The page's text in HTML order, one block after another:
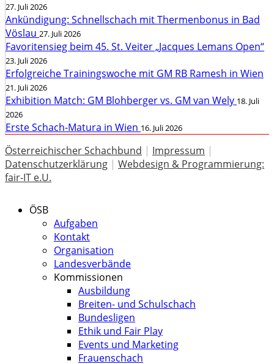
27. Juli 2026
Ankündigung: Schnellschach mit Thermenbonus in Bad
Vöslau 27. Juli 2026
Favoritensieg beim 45. St. Veiter „Jacques Lemans Open“
23. Juli 2026
Erfolgreiche Trainingswoche mit GM RB Ramesh in Wien
21. Juli 2026
Exhibition Match: GM Blohberger vs. GM van Wely 18. Juli
2026
Erste Schach-Matura in Wien 16. Juli 2026
Österreichischer Schachbund | Impressum |
Datenschutzerklärung | Webdesign & Programmierung:
fair-IT e.U.
ÖSB
Aufgaben
Kontakt
Organisation
Landesverbände
Kommissionen
Ausbildung
Breiten- und Schulschach
Bundesligen
Ethik und Fair Play
Events und Marketing
Frauenschach